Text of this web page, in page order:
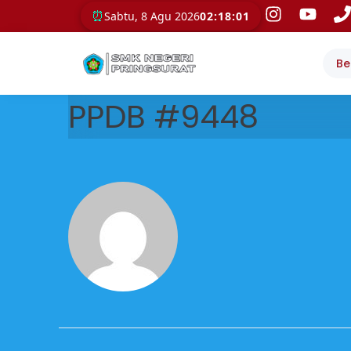
⏰Sabtu, 8 Agu 202602:18:02
PPDB #9448